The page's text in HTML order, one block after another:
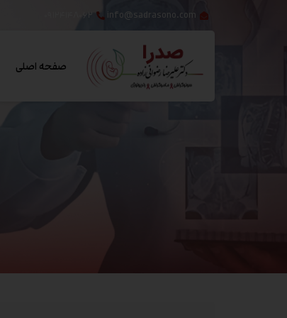
info@sadrasono.com
صفحه اصلی